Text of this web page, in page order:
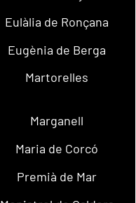
Eulàlia de Ronçana
Eugènia de Berga
Martorelles
Marganell
Maria de Corcó
Premià de Mar